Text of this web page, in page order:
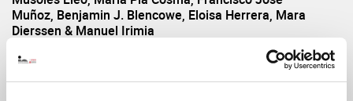
Muñoz, Benjamin J. Blencowe, Eloisa Herrera, Mara
Dierssen & Manuel Irimia